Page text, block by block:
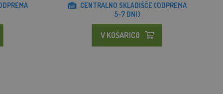
CENTRALNO SKLADIŠČE (ODPREMA
5-7 DNI)
V KOŠARICO